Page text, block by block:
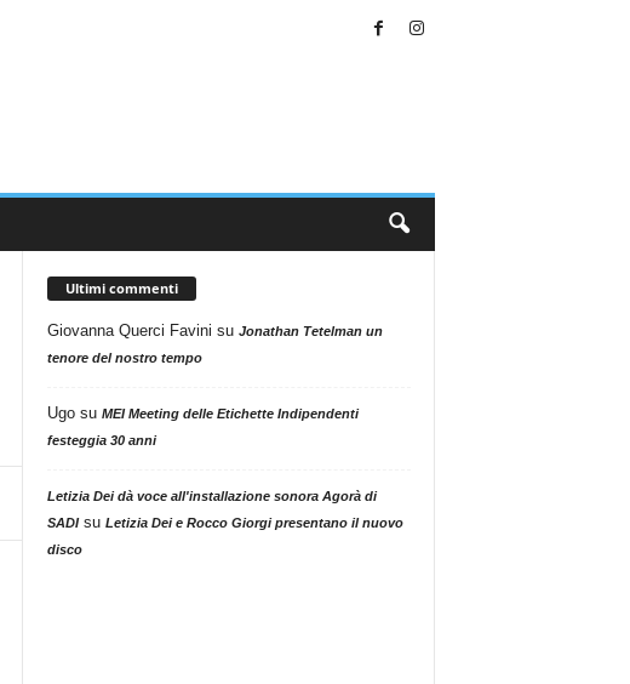
Ultimi commenti
Giovanna Querci Favini su Jonathan Tetelman un
tenore del nostro tempo
Ugosu MEI Meeting delle Etichette Indipendenti
festeggia 30 anni
Letizia Dei dà voce all'installazione sonora Agorà di
SADIsu Letizia Dei e Rocco Giorgi presentano il nuovo
disco